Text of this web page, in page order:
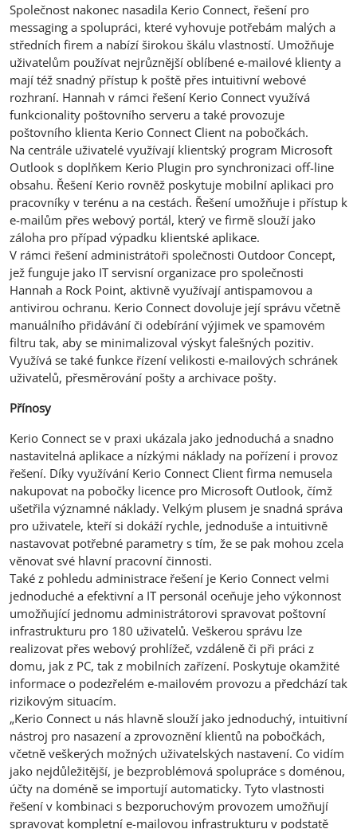
Společnost nakonec nasadila Kerio Connect, řešení pro
messaging a spolupráci, které vyhovuje potřebám malých a
středních firem a nabízí širokou škálu vlastností. Umožňuje
uživatelům používat nejrůznější oblíbené e-mailové klienty a
mají též snadný přístup k poště přes intuitivní webové
rozhraní. Hannah v rámci řešení Kerio Connect využívá
funkcionality poštovního serveru a také provozuje
poštovního klienta Kerio Connect Client na pobočkách.
Na centrále uživatelé využívají klientský program Microsoft
Outlook s doplňkem Kerio Plugin pro synchronizaci off-line
obsahu. Řešení Kerio rovněž poskytuje mobilní aplikaci pro
pracovníky v terénu a na cestách. Řešení umožňuje i přístup k
e-mailům přes webový portál, který ve firmě slouží jako
záloha pro případ výpadku klientské aplikace.
V rámci řešení administrátoři společnosti Outdoor Concept,
jež funguje jako IT servisní organizace pro společnosti
Hannah a Rock Point, aktivně využívají antispamovou a
antivirou ochranu. Kerio Connect dovoluje její správu včetně
manuálního přidávání či odebírání výjimek ve spamovém
filtru tak, aby se minimalizoval výskyt falešných pozitiv.
Využívá se také funkce řízení velikosti e-mailových schránek
uživatelů, přesměrování pošty a archivace pošty.
Přínosy
Kerio Connect se v praxi ukázala jako jednoduchá a snadno
nastavitelná aplikace a nízkými náklady na pořízení i provoz
řešení. Díky využívání Kerio Connect Client firma nemusela
nakupovat na pobočky licence pro Microsoft Outlook, čímž
ušetřila významné náklady. Velkým plusem je snadná správa
pro uživatele, kteří si dokáží rychle, jednoduše a intuitivně
nastavovat potřebné parametry s tím, že se pak mohou zcela
věnovat své hlavní pracovní činnosti.
Také z pohledu administrace řešení je Kerio Connect velmi
jednoduché a efektivní a IT personál oceňuje jeho výkonnost
umožňující jednomu administrátorovi spravovat poštovní
infrastrukturu pro 180 uživatelů. Veškerou správu lze
realizovat přes webový prohlížeč, vzdáleně či při práci z
domu, jak z PC, tak z mobilních zařízení. Poskytuje okamžité
informace o podezřelém e-mailovém provozu a předchází tak
rizikovým situacím.
„Kerio Connect u nás hlavně slouží jako jednoduchý, intuitivní
nástroj pro nasazení a zprovoznění klientů na pobočkách,
včetně veškerých možných uživatelských nastavení. Co vidím
jako nejdůležitější, je bezproblémová spolupráce s doménou,
účty na doméně se importují automaticky. Tyto vlastnosti
řešení v kombinaci s bezporuchovým provozem umožňují
spravovat kompletní e-mailovou infrastrukturu v podstatě